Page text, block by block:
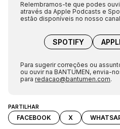
PARTILHAR
FACEBOOK X
Relembramos-te que podes
através da Apple Podcasts e
estão disponíveis no nosso
SPOTIFY
Para sugerir correções ou
ou ouvir na BANTUMEN, envia-
para redacao@bantumen.com.